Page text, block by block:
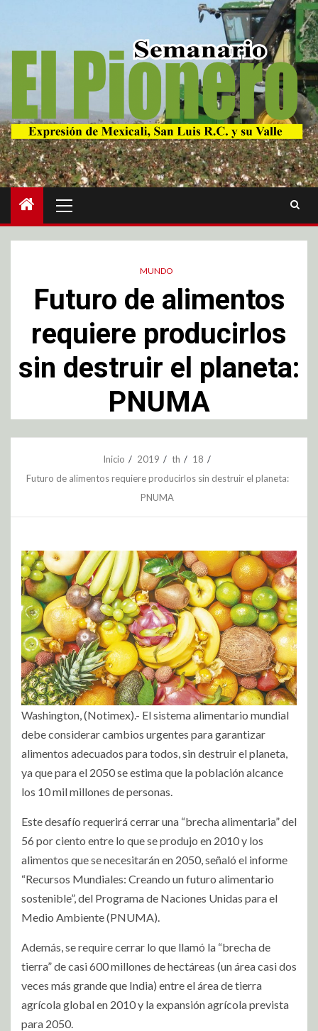
MUNDO
Futuro de alimentos
requiere producirlos
sin destruir el planeta:
PNUMA
Inicio 2019 th
18
Futuro de alimentos requiere producirlos sin destruir el planeta:
PNUMA
Washington, (Notimex).- El sistema alimentario mundial
debe considerar cambios urgentes para garantizar
alimentos adecuados para todos, sin destruir el planeta,
ya que para el 2050 se estima que la población alcance
los 10 mil millones de personas.
Este desafío requerirá cerrar una “brecha alimentaria” del
56 por ciento entre lo que se produjo en 2010 y los
alimentos que se necesitarán en 2050, señaló el informe
“Recursos Mundiales: Creando un futuro alimentario
sostenible”, del Programa de Naciones Unidas para el
Medio Ambiente (PNUMA).
Además, se require cerrar lo que llamó la “brecha de
tierra” de casi 600 millones de hectáreas (un área casi dos
veces más grande que India) entre el área de tierra
agrícola global en 2010 y la expansión agrícola prevista
para 2050.